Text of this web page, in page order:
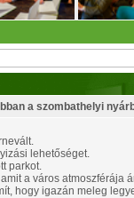
a szombathelyi
lehetőséget.
parkot.
a város atmoszférája
hogy igazán meleg